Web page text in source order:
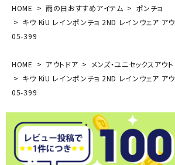
HOME
雨の日おすすめアイテム
ポンチョ
キウ KiU レインポンチョ 2ND レインウェア ア
05-399
HOME アウトドア
メンズ・ユニセックスアウ
キウ KiU レインポンチョ 2ND レインウェア ア
05-399